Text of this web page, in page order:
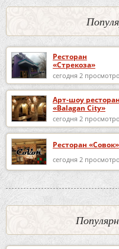
Ресторан
«Стрекоза»
сегодня 2
Арт-шоу ресторан
«Balagan City»
сегодня 2
Ресторан «Совок»
сегодня 2